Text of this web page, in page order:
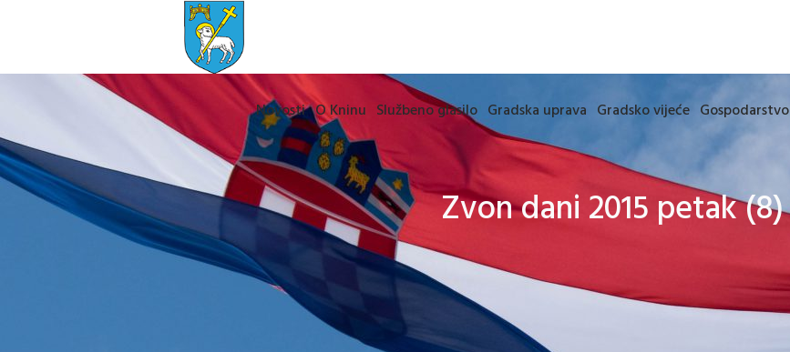
Novosti O Kninu Službeno glasilo Gradska uprava Gradsko vijeće Gospodarstvo
Zvon dani 2015 petak (8)